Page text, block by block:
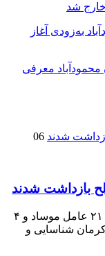
محمودآباد به‌زودی آغاز
معرفی
06
محمودآباد آنلاین : وزارت اطلاعات اعلام کرد: ۲۱ عامل موساد و ۴
شناسایی و